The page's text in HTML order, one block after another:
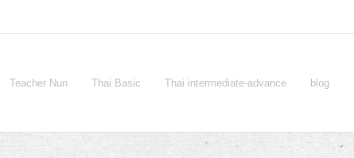
Teacher Nun Thai Basic Thai intermediate-advance blog